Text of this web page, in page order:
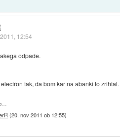
12:54
odpade.
tak, da bom kar na abanki to zrihtal.
(20. nov 2011 ob 12:55)